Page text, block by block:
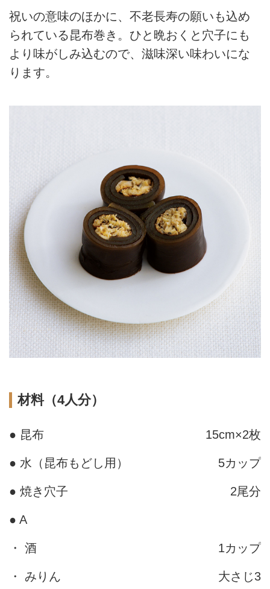
祝いの意味のほかに、不老長寿の願いも込め
られている昆布巻き。ひと晩おくと穴子にも
より味がしみ込むので、滋味深い味わいにな
ります。
材料（4人分）
● 昆布 15cm×2枚
● 水（昆布もどし用） 5カップ
● 焼き穴子 2尾分
● A
・ 酒 1カップ
・ みりん 大さじ3